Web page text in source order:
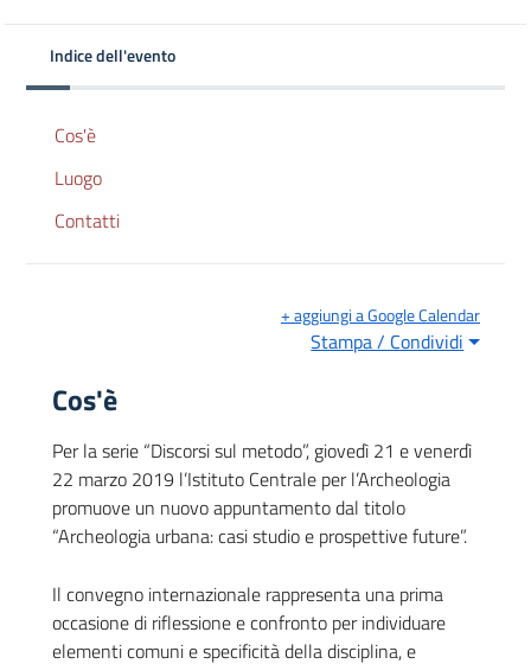
Indice dell'evento
Cos'è
Luogo
Contatti
+ aggiungi a Google Calendar
Stampa / Condividi
Cos'è
Per la serie “Discorsi sul metodo”, giovedì 21 e venerdì
22 marzo 2019 l’Istituto Centrale per l’Archeologia
promuove un nuovo appuntamento dal titolo
“Archeologia urbana: casi studio e prospettive future”.
Il convegno internazionale rappresenta una prima
occasione di riflessione e confronto per individuare
elementi comuni e specificità della disciplina, e